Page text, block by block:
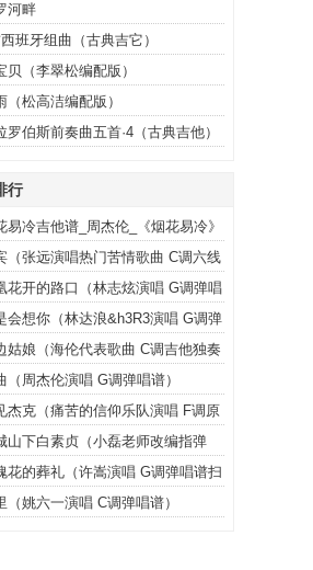
河畔
班牙组曲（古典吉它）
贝（李翠松编配版）
（松高洁编配版）
罗伯斯前奏曲五首·4（古典吉他）
行
易冷吉他谱_周杰伦_《烟花易冷》
_高清六线谱
（张远演唱热门苦情歌曲 C调六线
花开的路口（林志炫演唱 G调弹唱
会想你（林达浪&h3R3演唱 G调弹
姑娘（海伦代表歌曲 C调吉他独奏
（周杰伦演唱 G调弹唱谱）
杰克（痛苦的信仰乐队演唱 F调原
山下白素贞（小磊老师改编指弹
花的葬礼（许嵩演唱 G调弹唱谱扫
（姚六一演唱 C调弹唱谱）